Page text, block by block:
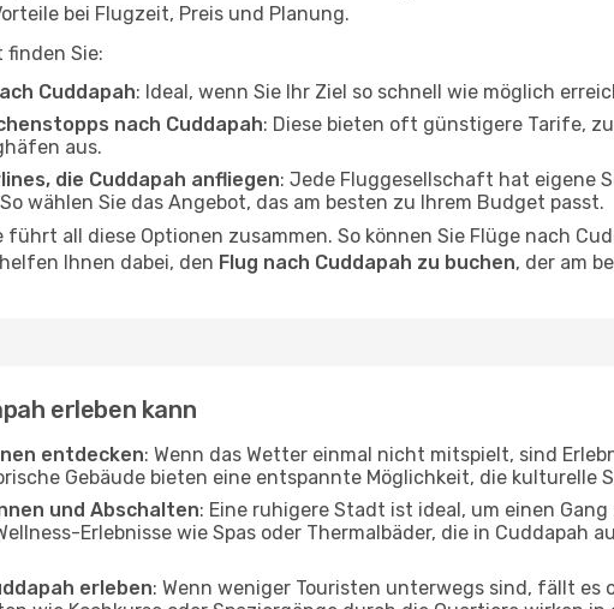
bei Flugzeit, Preis und Planung.
Sie:
Cuddapah: Ideal, wenn Sie Ihr Ziel so schnell wie möglich
nach Cuddapah: Diese bieten oft günstigere Tarife,
aus.
die Cuddapah anfliegen: Jede Fluggesellschaft hat eigene
wählen Sie das Angebot, das am besten zu Ihrem Budget passt.
führt all diese Optionen zusammen. So können Sie Flüge nach
Ihnen dabei, den Flug nach Cuddapah zu buchen, der am
erleben kann
entdecken: Wenn das Wetter einmal nicht mitspielt, sind
Gebäude bieten eine entspannte Möglichkeit, die kulturelle
und Abschalten: Eine ruhigere Stadt ist ideal, um einen
Erlebnisse wie Spas oder Thermalbäder, die in Cuddapah
erleben: Wenn weniger Touristen unterwegs sind, fällt